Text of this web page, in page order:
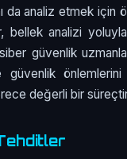
da analiz etmek için
bellek analizi
güvenlik
güvenlik
değerli bir